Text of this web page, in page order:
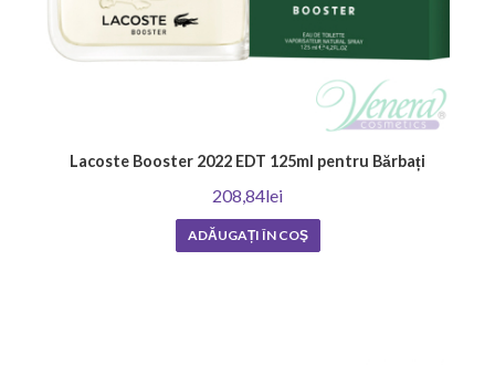
Lacoste Booster 2022 EDT 125ml pentru Bărbați
208,84lei
ADĂUGAȚI ÎN COŞ